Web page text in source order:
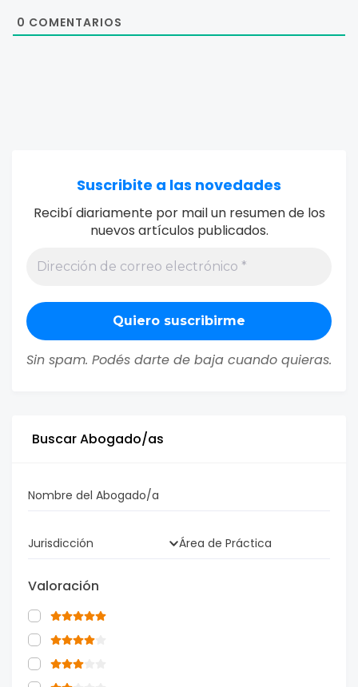
0 COMENTARIOS
Suscribite a las novedades
Recibí diariamente por mail un resumen de los
nuevos artículos publicados.
Sin spam. Podés darte de baja cuando quieras.
Buscar Abogado/as
Nombre del Abogado/a
Jurisdicción Área de Práctica
Valoración